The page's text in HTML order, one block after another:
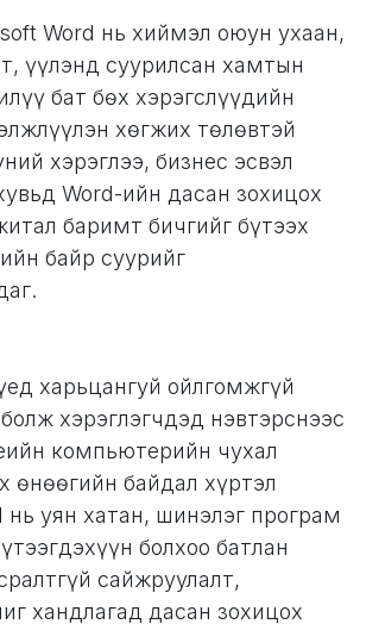
Word нь хиймэл оюун ухаан,
үүлэнд суурилсан хамтын
бат бөх хэрэгслүүдийн
хөгжих төлөвтэй
​​​​хэрэглээ, бизнес эсвэл
Word-ийн дасан зохицох
баримт бичгийг бүтээх
байр суурийг
харьцангуй ойлгомжгүй
хэрэглэгчдэд нэвтэрснээс
компьютерийн чухал
өнөөгийн байдал хүртэл
нь уян хатан, шинэлэг програм
болхоо батлан
сайжруулалт,
хандлагад дасан зохицох